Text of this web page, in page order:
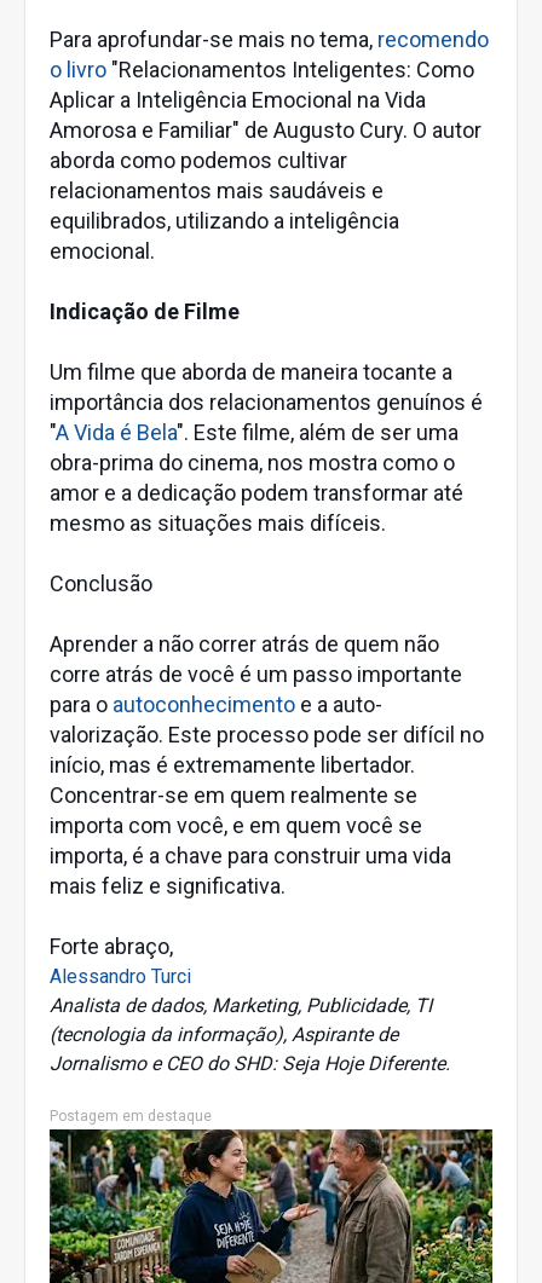
Para aprofundar-se mais no tema, recomendo
o livro "Relacionamentos Inteligentes: Como
Aplicar a Inteligência Emocional na Vida
Amorosa e Familiar" de Augusto Cury. O autor
aborda como podemos cultivar
relacionamentos mais saudáveis e
equilibrados, utilizando a inteligência
emocional.
Indicação de Filme
Um filme que aborda de maneira tocante a
importância dos relacionamentos genuínos é
"A Vida é Bela". Este filme, além de ser uma
obra-prima do cinema, nos mostra como o
amor e a dedicação podem transformar até
mesmo as situações mais difíceis.
Conclusão
Aprender a não correr atrás de quem não
corre atrás de você é um passo importante
para o autoconhecimento e a auto-
valorização. Este processo pode ser difícil no
início, mas é extremamente libertador.
Concentrar-se em quem realmente se
importa com você, e em quem você se
importa, é a chave para construir uma vida
mais feliz e significativa.
Forte abraço,
Alessandro Turci
Analista de dados, Marketing, Publicidade, TI
(tecnologia da informação), Aspirante de
Jornalismo e CEO do SHD: Seja Hoje Diferente.
Postagem em destaque